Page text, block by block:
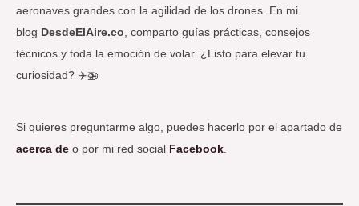
aeronaves grandes con la agilidad de los drones. En mi
blog DesdeElAire.co , comparto guías prácticas, consejos
técnicos y toda la emoción de volar. ¿Listo para elevar tu
curiosidad? ✈️🚁
Si quieres preguntarme algo, puedes hacerlo por el apartado de
acerca de o por mi red social Facebook.